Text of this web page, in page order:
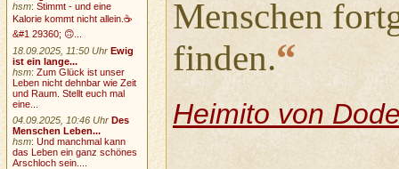
Menschen
finden.“
Heimito von
hsm:Stimmt - und eine
Kalorie kommt nicht allein.☕
&#1 29360; 🙃...
18.09.2025, 11:50 Uhr Ewig
ist ein lange...
hsm:Zum Glück ist unser
Leben nicht dehnbar wie Zeit
und Raum. Stellt euch mal
eine...
04.09.2025, 10:46 Uhr Des
Menschen Leben...
hsm:Und manchmal kann
das Leben ein ganz schönes
Arschloch sein....